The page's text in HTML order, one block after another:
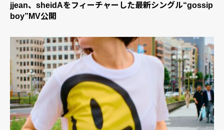
jjean、sheidAをフィーチャーした最新シングル“gossip
boy”MV公開